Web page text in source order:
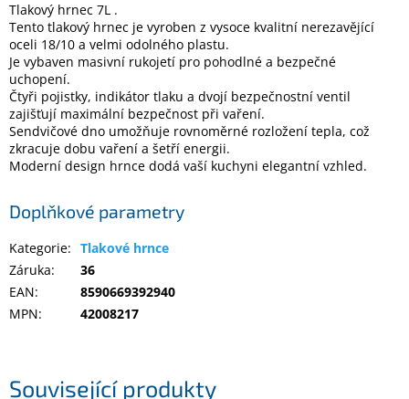
Elektronika
Domácnost
%
Black
Friday
VÝPRODEJ
Akční
zboží
TONERY
A
Sestavy
Související produkty
Tlakový hrnec 7L .
Tento tlakový hrnec je vyroben z vysoce kvalitní nerezavějící
oceli 18/10 a velmi odolného plastu.
Je vybaven masivní rukojetí pro pohodlné a bezpečné
uchopení.
Čtyři pojistky, indikátor tlaku a dvojí bezpečnostní ventil
zajišťují maximální bezpečnost při vaření.
Sendvičové dno umožňuje rovnoměrné rozložení tepla, což
zkracuje dobu vaření a šetří energii.
Moderní design hrnce dodá vaší kuchyni elegantní vzhled.
Doplňkové parametry
Kategorie: Tlakové hrnce
Záruka:
36
EAN:
8590669392940
MPN: 42008217